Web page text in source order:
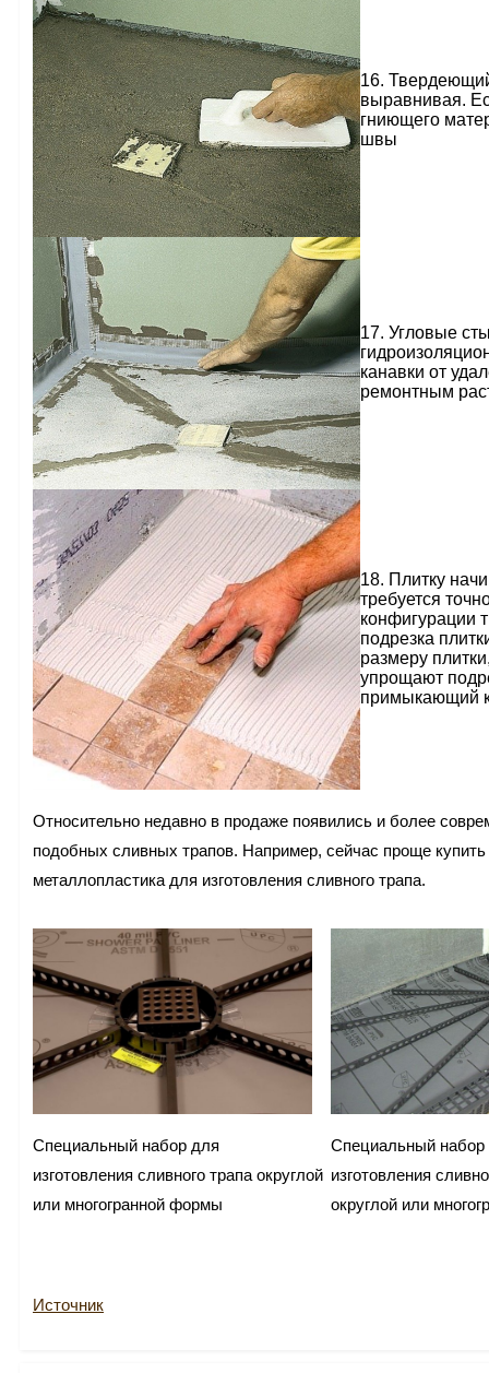
16.
выравнивая.
гниющего
швы
17. Угловые
канавки от
ремонтным
18. Плитку
требуется
конфигурации
подрезка
размеру
упрощают
примыкающий к
Относительно недавно в продаже появились и более
подобных сливных трапов. Например, сейчас проще
металлопластика для изготовления сливного трапа.
Специальный набор для
изготовления сливного трапа округлой
или многогранной формы
Специальный набор
изготовления
округлой или
Источник